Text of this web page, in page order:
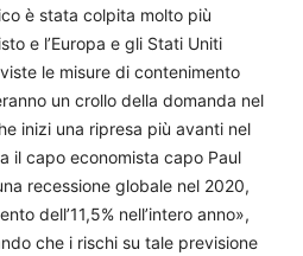
è stata colpita molto più
e l’Europa e gli Stati Uniti
le misure di contenimento
un crollo della domanda nel
inizi una ripresa più avanti nel
il capo economista capo Paul
recessione globale nel 2020,
dell’11,5% nell’intero anno»,
che i rischi su tale previsione